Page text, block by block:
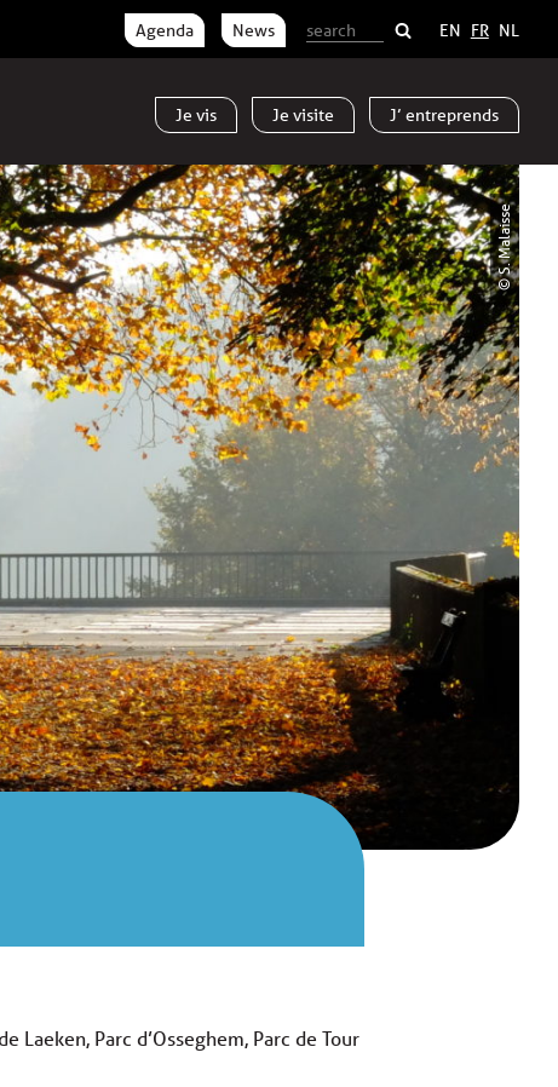
Je vis Je visite J’ entreprends
Agenda News EN FR NL
© S. Malaisse
Parc d’Osseghem, Parc de Tour